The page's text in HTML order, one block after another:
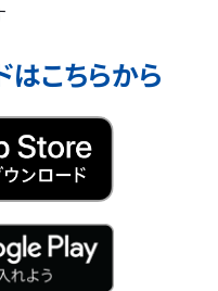
はこちらから